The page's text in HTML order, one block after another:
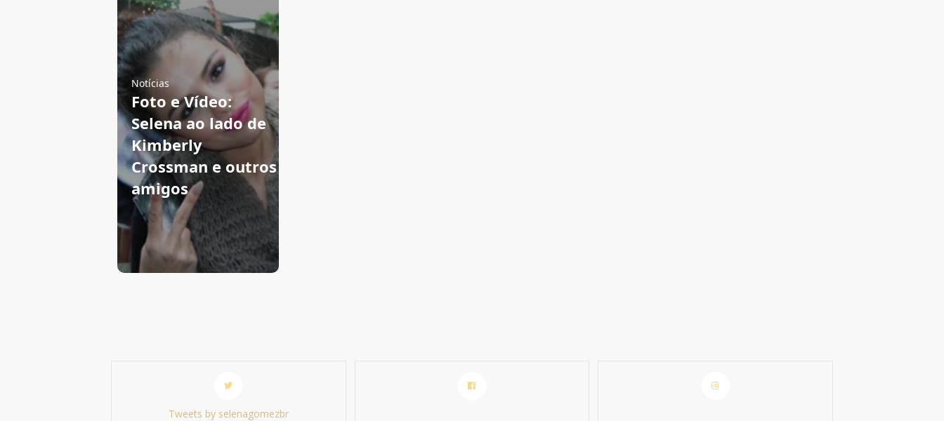
Notícias
Foto e Vídeo:
Selena ao lado de
Kimberly
Crossman e outros
amigos
Tweets by selenagomezbr